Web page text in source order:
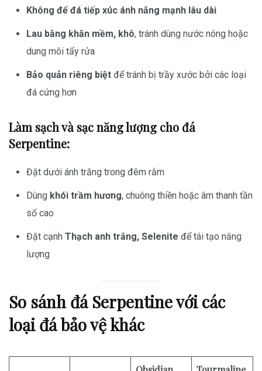
Không để đá tiếp xúc ánh nắng mạnh lâu dài
Lau bằng khăn mềm, khô, tránh dùng nước nóng hoặc
dung môi tẩy rửa
Bảo quản riêng biệt để tránh bị trầy xước bởi các loại
đá cứng hơn
Làm sạch và sạc năng lượng cho đá
Serpentine:
Đặt dưới ánh trăng trong đêm rằm
Dùng khói trầm hương, chuông thiền hoặc âm thanh tần
số cao
Đặt cạnh Thạch anh trắng, Selenite để tái tạo năng
lượng
So sánh đá Serpentine với các
loại đá bảo vệ khác